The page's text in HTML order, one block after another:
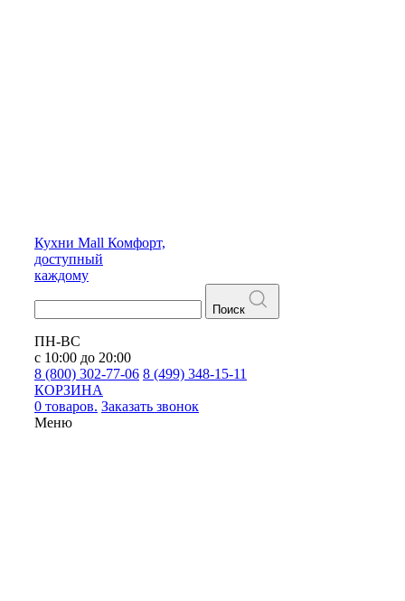
Кухни Mall Комфорт,
доступный
каждому
Поиск
ПН-ВС
с 10:00 до 20:00
8 (800) 302-77-06 8 (499) 348-15-11
КОРЗИНА
0 товаров. Заказать звонок
Меню